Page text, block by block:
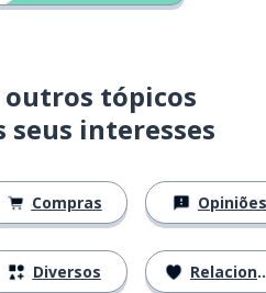
tópicos
seus interesses
Compras
Diversos
Opiniões
Relacionamentos